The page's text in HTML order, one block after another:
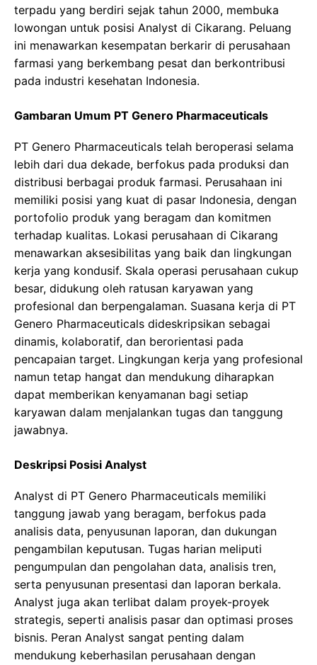
terpadu yang berdiri sejak tahun 2000, membuka
lowongan untuk posisi Analyst di Cikarang. Peluang
ini menawarkan kesempatan berkarir di perusahaan
farmasi yang berkembang pesat dan berkontribusi
pada industri kesehatan Indonesia.
Gambaran Umum PT Genero Pharmaceuticals
PT Genero Pharmaceuticals telah beroperasi selama
lebih dari dua dekade, berfokus pada produksi dan
distribusi berbagai produk farmasi. Perusahaan ini
memiliki posisi yang kuat di pasar Indonesia, dengan
portofolio produk yang beragam dan komitmen
terhadap kualitas. Lokasi perusahaan di Cikarang
menawarkan aksesibilitas yang baik dan lingkungan
kerja yang kondusif. Skala operasi perusahaan cukup
besar, didukung oleh ratusan karyawan yang
profesional dan berpengalaman. Suasana kerja di PT
Genero Pharmaceuticals dideskripsikan sebagai
dinamis, kolaboratif, dan berorientasi pada
pencapaian target. Lingkungan kerja yang profesional
namun tetap hangat dan mendukung diharapkan
dapat memberikan kenyamanan bagi setiap
karyawan dalam menjalankan tugas dan tanggung
jawabnya.
Deskripsi Posisi Analyst
Analyst di PT Genero Pharmaceuticals memiliki
tanggung jawab yang beragam, berfokus pada
analisis data, penyusunan laporan, dan dukungan
pengambilan keputusan. Tugas harian meliputi
pengumpulan dan pengolahan data, analisis tren,
serta penyusunan presentasi dan laporan berkala.
Analyst juga akan terlibat dalam proyek-proyek
strategis, seperti analisis pasar dan optimasi proses
bisnis. Peran Analyst sangat penting dalam
mendukung keberhasilan perusahaan dengan